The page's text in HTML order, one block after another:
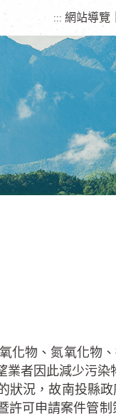
::: 網站導覽
物、氮氧化物、
者因此減少污染
，故南投縣政
可申請案件管